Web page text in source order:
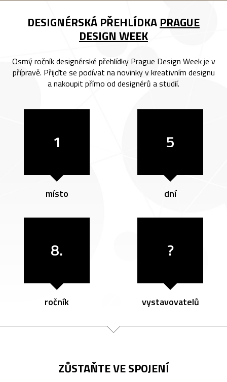
DESIGNÉRSKÁ PŘEHLÍDKA PRAGUE
DESIGN WEEK
Osmý ročník designérské přehlídky Prague Design Week je v
přípravě. Přijďte se podívat na novinky v kreativním designu
a nakoupit přímo od designérů a studií.
1
místo
5
dní
8.
ročník
?
vystavovatelů
ZŮSTAŇTE VE SPOJENÍ